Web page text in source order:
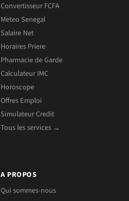
Convertisseur FCFA
Meteo Senegal
Salaire Net
Horaires Priere
Pharmacie de Garde
Calculateur IMC
Horoscope
Offres Emploi
Simulateur Credit
Tous les services →
A PROPOS
Qui sommes-nous